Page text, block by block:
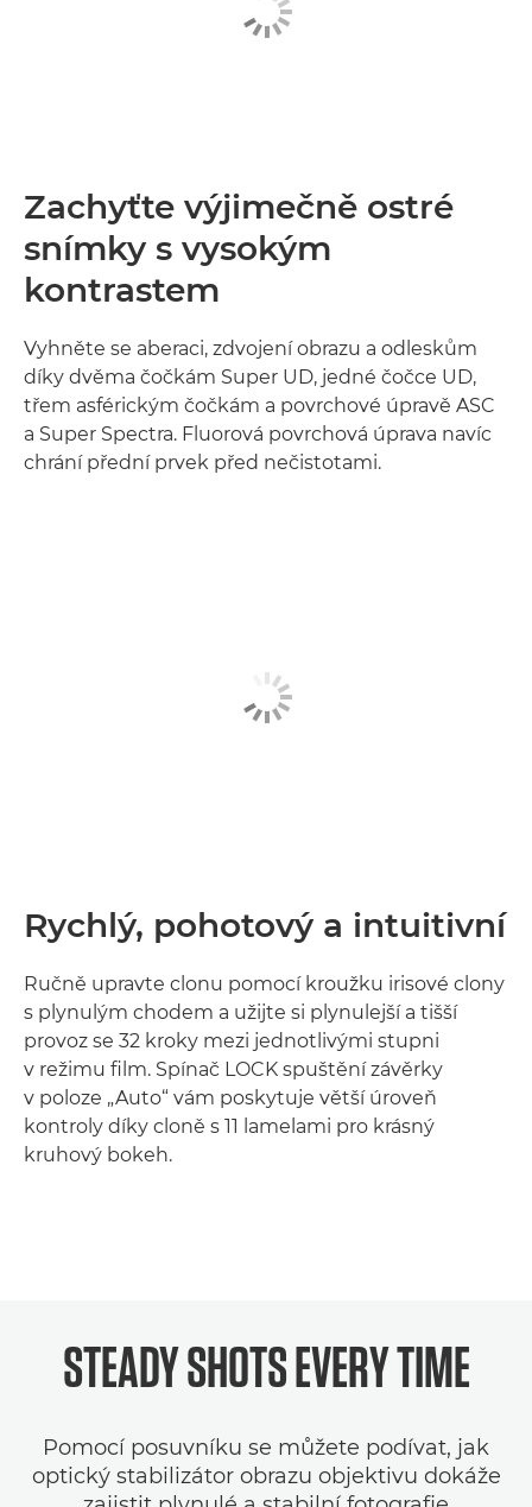
Zachyťte výjimečně ostré
snímky s vysokým
kontrastem
Vyhněte se aberaci, zdvojení obrazu a odleskům
díky dvěma čočkám Super UD, jedné čočce UD,
třem asférickým čočkám a povrchové úpravě ASC
a Super Spectra. Fluorová povrchová úprava navíc
chrání přední prvek před nečistotami.
in-
Picture
Rychlý, pohotový a intuitivní
Ručně upravte clonu pomocí kroužku irisové clony
s plynulým chodem a užijte si plynulejší a tišší
provoz se 32 kroky mezi jednotlivými stupni
v režimu film. Spínač LOCK spuštění závěrky
v poloze „Auto“ vám poskytuje větší úroveň
kontroly díky cloně s 11 lamelami pro krásný
kruhový bokeh.
STEADY SHOTS EVERY TIME
Pomocí posuvníku se můžete podívat, jak
optický stabilizátor obrazu objektivu dokáže